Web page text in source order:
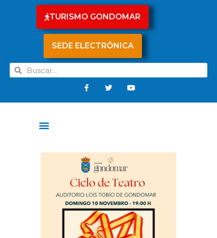
TURISMO GONDOMAR
SEDE ELECTRÓNICA